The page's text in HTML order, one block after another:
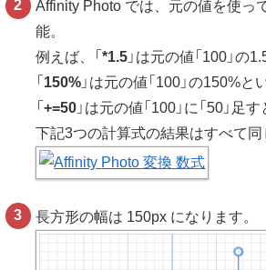
Affinity Photo では、元の値を使っ
能。
例えば、「*1.5 」は元の値「100」の
「 150% 」は元の値「100」の150%と
「+=50 」は元の値「100」に「50」足
下記3つの計算式の結果はすべて同
長方形の幅は 150px になります。